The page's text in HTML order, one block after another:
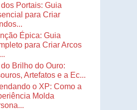
Portais: Guia
para Criar
Épica: Guia
para Criar Arcos
Brilho do Ouro:
Artefatos e a Ec...
o XP: Como a
Molda